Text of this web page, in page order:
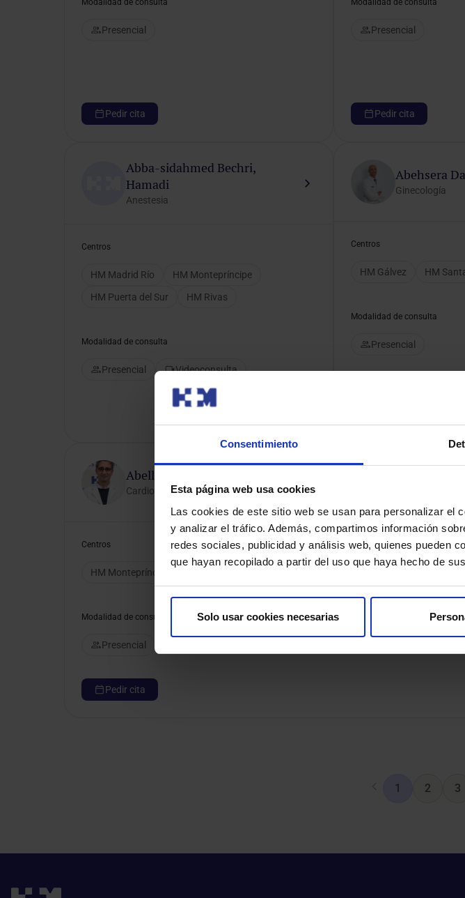
Consentimiento
Esta página web usa cookies
Las cookies de este sitio web se usan para personalizar el
y analizar el tráfico. Además, compartimos información
redes sociales, publicidad y análisis web, quienes pueden
que hayan recopilado a partir del uso que haya hecho de
Solo usar cookies necesarias
Modalidad de consulta
Presencial
Pedir cita
Modalidad de consulta
Presencial
Pedir cita
Abba-sidahmed Bechri,
Hamadi
Anestesia
Centros
HM Madrid Río
HM Montepríncipe
HM Puerta del Sur
HM Rivas
Modalidad de consulta
Presencial Videoconsulta
Abehsera
Ginecología
Centros
HM Gálvez HM
Modalidad de consulta
Presencial
Abelleira Pardeiro, Cesar
Cardiopatías Congénitas y Cardiología Pediátrica
Centros
HM Montepríncipe
Modalidad de consulta
Presencial
Pedir cita
1 2 3